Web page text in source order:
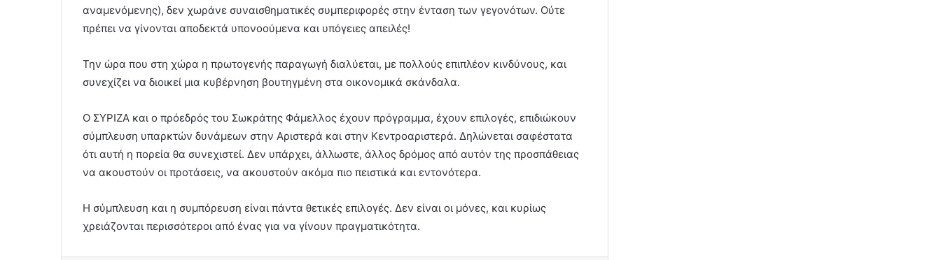
αναμενόμενης), δεν χωράνε συναισθηματικές συμπεριφορές στην ένταση των γεγονότων. Ούτε
πρέπει να γίνονται αποδεκτά υπονοούμενα και υπόγειες απειλές!
Την ώρα που στη χώρα η πρωτογενής παραγωγή διαλύεται, με πολλούς επιπλέον κινδύνους, και
συνεχίζει να διοικεί μια κυβέρνηση βουτηγμένη στα οικονομικά σκάνδαλα.
Ο ΣΥΡΙΖΑ και ο πρόεδρός του Σωκράτης Φάμελλος έχουν πρόγραμμα, έχουν επιλογές, επιδιώκουν
σύμπλευση υπαρκτών δυνάμεων στην Αριστερά και στην Κεντροαριστερά. Δηλώνεται σαφέστατα
ότι αυτή η πορεία θα συνεχιστεί. Δεν υπάρχει, άλλωστε, άλλος δρόμος από αυτόν της προσπάθειας
να ακουστούν οι προτάσεις, να ακουστούν ακόμα πιο πειστικά και εντονότερα.
Η σύμπλευση και η συμπόρευση είναι πάντα θετικές επιλογές. Δεν είναι οι μόνες, και κυρίως
χρειάζονται περισσότεροι από ένας για να γίνουν πραγματικότητα.